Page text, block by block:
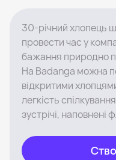
30-річний хлопець
провести час у
бажання природно
На Badanga можна
відкритими
легкість
зустрічі, наповнені